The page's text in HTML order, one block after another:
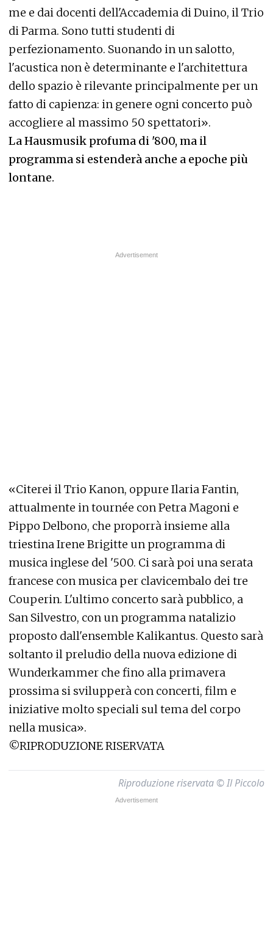
me e dai docenti dell'Accademia di Duino, il Trio
di Parma. Sono tutti studenti di
perfezionamento. Suonando in un salotto,
l'acustica non è determinante e l'architettura
dello spazio è rilevante principalmente per un
fatto di capienza: in genere ogni concerto può
accogliere al massimo 50 spettatori».
La Hausmusik profuma di '800, ma il
programma si estenderà anche a epoche più
lontane.
«Citerei il Trio Kanon, oppure Ilaria Fantin,
attualmente in tournée con Petra Magoni e
Pippo Delbono, che proporrà insieme alla
triestina Irene Brigitte un programma di
musica inglese del '500. Ci sarà poi una serata
francese con musica per clavicembalo dei tre
Couperin. L'ultimo concerto sarà pubblico, a
San Silvestro, con un programma natalizio
proposto dall'ensemble Kalikantus. Questo sarà
soltanto il preludio della nuova edizione di
Wunderkammer che fino alla primavera
prossima si svilupperà con concerti, film e
iniziative molto speciali sul tema del corpo
nella musica».
©RIPRODUZIONE RISERVATA
Riproduzione riservata © Il Piccolo